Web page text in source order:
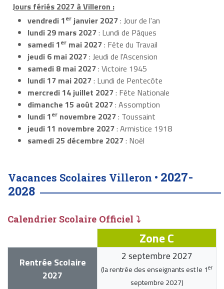
Jours fériés 2027 à Villeron :
vendredi 1er janvier 2027: Jour de l'an
lundi 29 mars 2027: Lundi de Pâques
samedi 1er mai 2027: Fête du Travail
jeudi 6 mai 2027: Jeudi de l'Ascension
samedi 8 mai 2027: Victoire 1945
lundi 17 mai 2027: Lundi de Pentecôte
mercredi 14 juillet 2027: Fête Nationale
dimanche 15 août 2027: Assomption
lundi 1er novembre 2027: Toussaint
jeudi 11 novembre 2027: Armistice 1918
samedi 25 décembre 2027: Noël
Vacances Scolaires Villeron • 2027-
2028
Calendrier Scolaire Officiel ⤵
Zone C
Rentrée Scolaire
2027
2 septembre 2027
(la rentrée des enseignants est le 1er
septembre 2027)